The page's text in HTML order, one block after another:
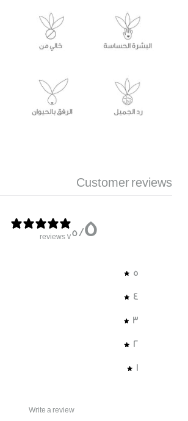
Customer reviews
5
/ 5
7 reviews
5
4
3
2
1
Write a review